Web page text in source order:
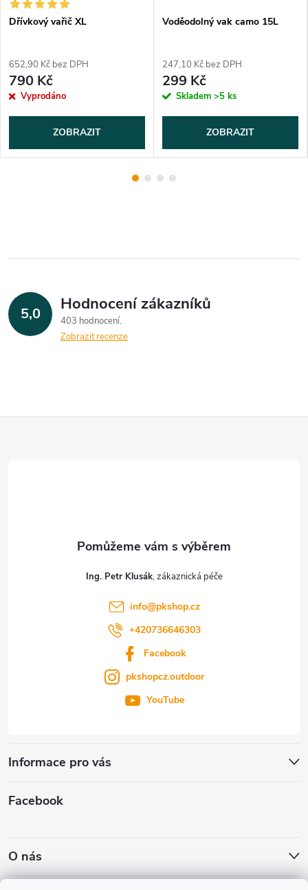
Dřívkový vařič XL
652,90 Kč bez DPH
790 Kč
Vyprodáno
ZOBRAZIT
Voděodolný vak camo 15L
247,10 Kč bez DPH
299 Kč
Skladem >5 ks
ZOBRAZIT
5,0 Hodnocení zákazníků
403 hodnocení
Zobrazit recenze
Ing. Petr Klusák
info@pkshop.cz
+420736646303
Facebook
pkshopcz.outdoor
YouTube
Informace pro vás
Facebook
O nás